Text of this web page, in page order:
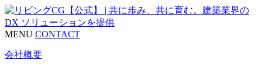
MENU CONTACT
会社概要